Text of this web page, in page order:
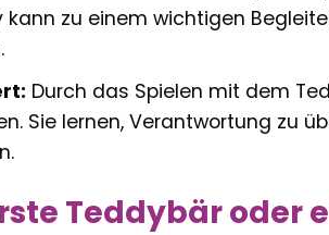
kann zu einem wichtigen
Durch das Spielen mit dem
Sie lernen, Verantwortung zu
Teddybär oder